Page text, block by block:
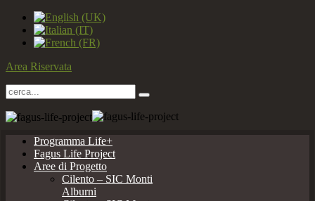
Area Riservata
Programma Life+
Fagus Life Project
Aree di Progetto
Cilento – SIC Monti
Alburni